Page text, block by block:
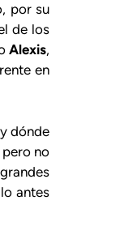
por su
de los
Alexis,
en
dónde
no
antes